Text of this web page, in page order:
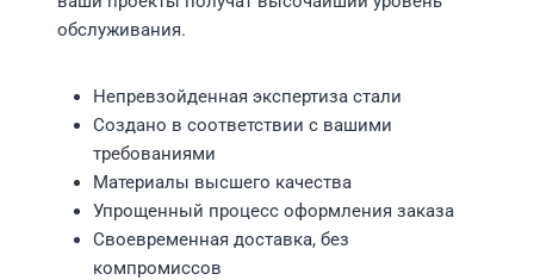
обслуживания.
Непревзойденная экспертиза стали
Создано в соответствии с вашими
требованиями
Материалы высшего качества
Упрощенный процесс оформления заказа
Своевременная доставка, без
компромиссов